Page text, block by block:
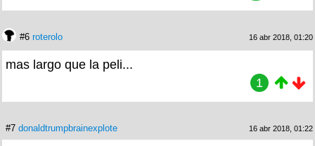
#6 roterolo 16 abr 2018, 01:20
mas largo que la peli...
1
#7 donaldtrumpbrainexplote 16 abr 2018, 01:22